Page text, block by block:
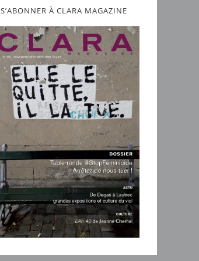
S’ABONNER À CLARA MAGAZINE